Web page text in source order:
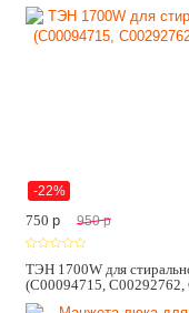
-22%
750p 950 p
ТЭН 1700W для
(C00094715,